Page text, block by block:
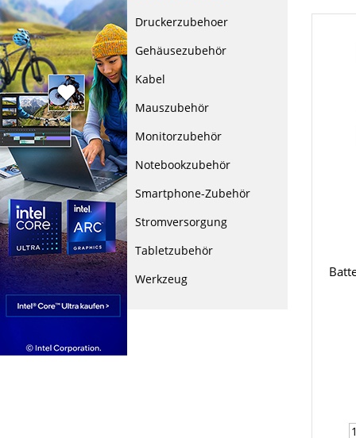
Druckerzubehoer
Gehäusezubehör
Kabel
Mauszubehör
Monitorzubehör
Notebookzubehör
Smartphone-Zubehör
Stromversorgung
Tabletzubehör
Werkzeug